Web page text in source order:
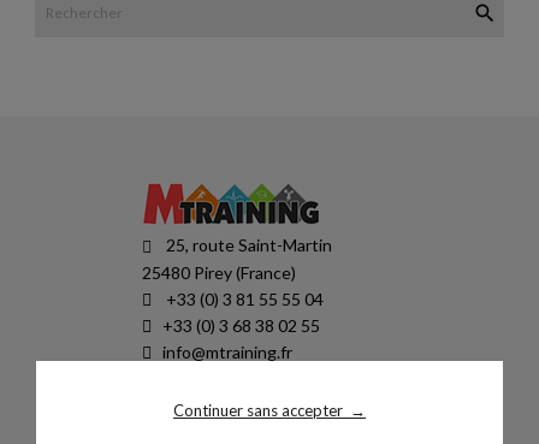
Continuer sans accepter →

25, route Saint-Martin
25480 Pirey (France)
+33 (0) 3 81 55 55 04
+33 (0) 3 68 38 02 55
info@mtraining.fr
TVA : FR94879473775